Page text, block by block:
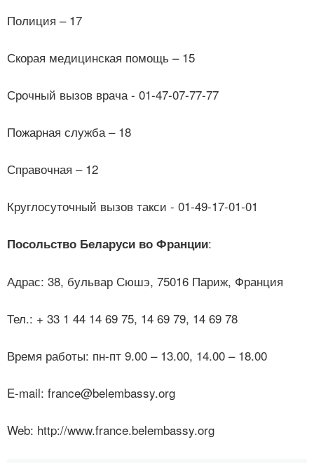
Полиция – 17
Скорая медицинская помощь – 15
Срочный вызов врача - 01-47-07-77-77
Пожарная служба – 18
Справочная – 12
Круглосуточный вызов такси - 01-49-17-01-01
Посольство Беларуси во Франции:
Адрас: 38, бульвар Сюшэ, 75016 Париж, Франция
Тел.: + 33 1 44 14 69 75, 14 69 79, 14 69 78
Время работы: пн-пт 9.00 – 13.00, 14.00 – 18.00
E-mail: france@belembassy.org
Web: http://www.france.belembassy.org